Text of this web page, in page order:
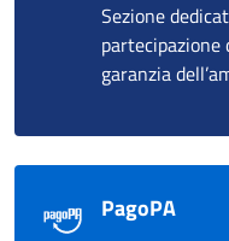
Sezione
garanzia
PagoPA